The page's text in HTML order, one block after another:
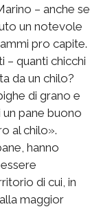
– anche se
un notevole
pro capite.
– quanti chicchi
da un chilo?
di grano e
un pane buono
al chilo».
hanno
di cui, in
maggior